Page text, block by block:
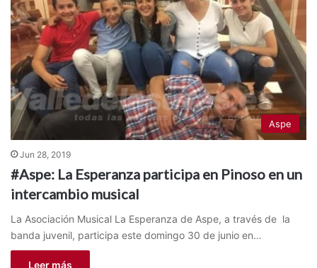
Aspe
Jun 28, 2019
#Aspe: La Esperanza participa en Pinoso en un
intercambio musical
La Asociación Musical La Esperanza de Aspe, a través de la
banda juvenil, participa este domingo 30 de junio en…
Leer más